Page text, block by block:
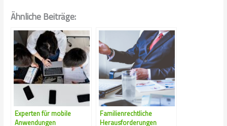
Ähnliche Beiträge:
Experten für mobile
Anwendungen
Familienrechtliche
Herausforderungen